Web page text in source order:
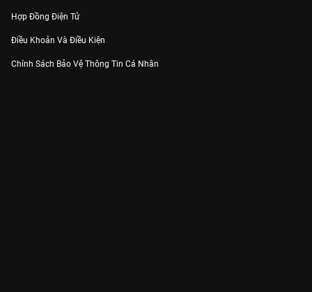
Hợp Đồng Điện Tử
Điều Khoản Và Điều Kiện
Chính Sách Bảo Vệ Thông Tin Cá Nhân